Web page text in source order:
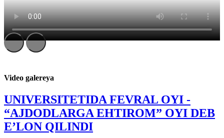
Video galereya
UNIVERSITETIDA FEVRAL OYI -
“AJDODLARGA EHTIROM” OYI DEB
E’LON QILINDI